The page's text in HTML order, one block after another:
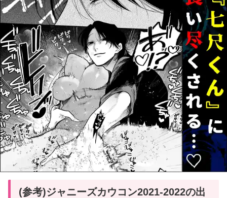
(参考)ジャニーズカウコン2021-2022の出